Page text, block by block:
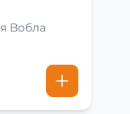
Вобла